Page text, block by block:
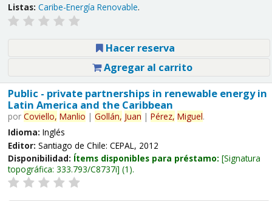
Listas: Caribe-Energía Renovable.
Hacer reserva
Agregar al carrito
Public - private partnerships in renewable energy in
Latin America and the Caribbean
por Coviello, Manlio | Gollán, Juan | Pérez, Miguel.
Idioma: Inglés
Editor: Santiago de Chile: CEPAL, 2012
Disponibilidad: Ítems disponibles para préstamo: Signatura
topográfica: 333.793/C8737i (1).